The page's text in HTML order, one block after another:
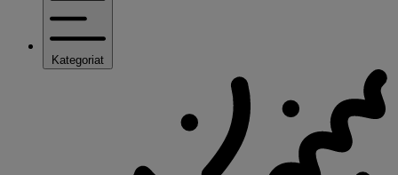
Kategoriat